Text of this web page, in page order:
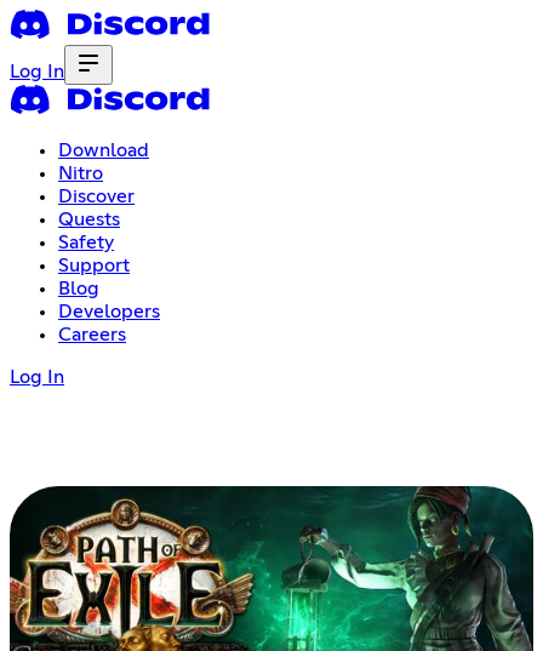
Log In
Download
Nitro
Discover
Quests
Safety
Support
Blog
Developers
Careers
Log In